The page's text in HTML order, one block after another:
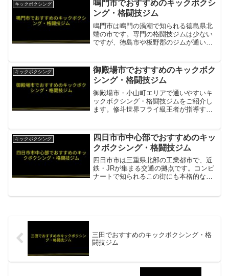
ーにする新潟市中央区の...
キックボクシング
鳴門市でおすすめのキックボクシ
ング・格闘技ジム
鳴門市は鳴門の渦潮で知られる徳島県北
端の市です。専門の格闘技ジムは少ない
ですが、徳島市や板野郡のジムが通いや
藍住町の総合格闘技施設項目内容所在地
／最寄駅板野郡...
キックボクシング
御殿場市でおすすめのキックボク
シング・格闘技ジム
御殿場市・小山町エリアで通いやすいキ
ックボクシング・格闘技ジムをご紹介し
ます。修斗世界フライ級王者が指導する
分・修斗世界フライ級王者・室伏兄弟が
指導・MM...
キックボクシング
四日市市中心部でおすすめのキッ
クボクシング・格闘技ジム
四日市市は三重県北部の工業都市で、近
鉄・JRが集まる交通の拠点です。コンビ
ナートで知られるこの街にも本格的なキ
三田でおすすめのキックボクシング・格
闘技ジム